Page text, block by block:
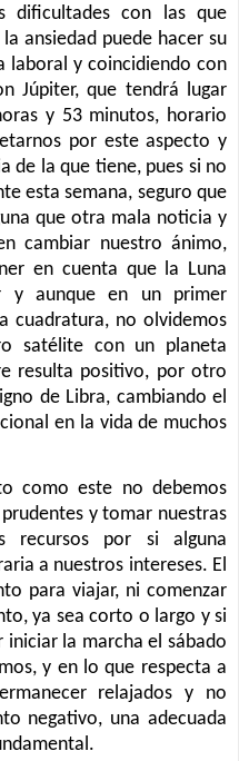
dificultades con las que
ansiedad puede hacer su
laboral y coincidiendo con
Júpiter, que tendrá lugar
y 53 minutos, horario
por este aspecto y
de la que tiene, pues si no
esta semana, seguro que
que otra mala noticia y
cambiar nuestro ánimo,
en cuenta que la Luna
y aunque en un primer
cuadratura, no olvidemos
satélite con un planeta
resulta positivo, por otro
de Libra, cambiando el
en la vida de muchos
como este no debemos
y tomar nuestras
recursos por si alguna
a nuestros intereses. El
para viajar, ni comenzar
ya sea corto o largo y si
la marcha el sábado
y en lo que respecta a
relajados y no
negativo, una adecuada